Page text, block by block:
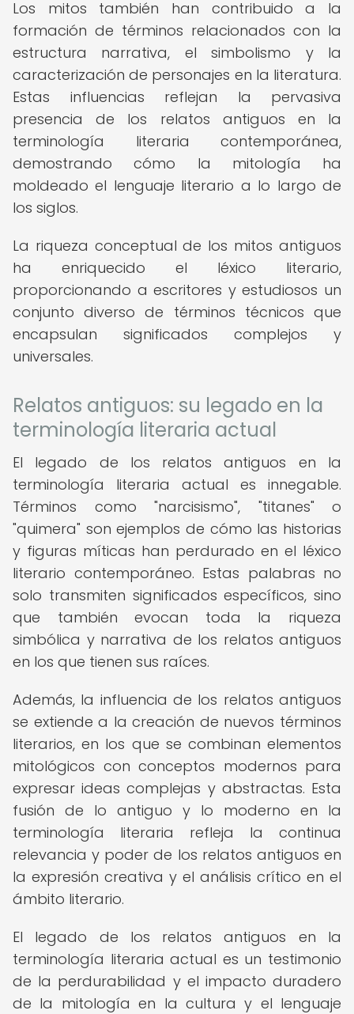
Los mitos también han contribuido a la
formación de términos relacionados con la
estructura narrativa, el simbolismo y la
caracterización de personajes en la literatura.
Estas influencias reflejan la pervasiva
presencia de los relatos antiguos en la
terminología literaria contemporánea,
demostrando cómo la mitología ha
moldeado el lenguaje literario a lo largo de
los siglos.
La riqueza conceptual de los mitos antiguos
ha enriquecido el léxico literario,
proporcionando a escritores y estudiosos un
conjunto diverso de términos técnicos que
encapsulan significados complejos y
universales.
Relatos antiguos: su legado en la
terminología literaria actual
El legado de los relatos antiguos en la
terminología literaria actual es innegable.
Términos como "narcisismo", "titanes" o
"quimera" son ejemplos de cómo las historias
y figuras míticas han perdurado en el léxico
literario contemporáneo. Estas palabras no
solo transmiten significados específicos, sino
que también evocan toda la riqueza
simbólica y narrativa de los relatos antiguos
en los que tienen sus raíces.
Además, la influencia de los relatos antiguos
se extiende a la creación de nuevos términos
literarios, en los que se combinan elementos
mitológicos con conceptos modernos para
expresar ideas complejas y abstractas. Esta
fusión de lo antiguo y lo moderno en la
terminología literaria refleja la continua
relevancia y poder de los relatos antiguos en
la expresión creativa y el análisis crítico en el
ámbito literario.
El legado de los relatos antiguos en la
terminología literaria actual es un testimonio
de la perdurabilidad y el impacto duradero
de la mitología en la cultura y el lenguaje